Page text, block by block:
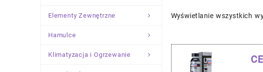
Elementy Zewnętrzne
Hamulce
Klimatyzacja i Ogrzewanie
Wyświetlanie wszystkich